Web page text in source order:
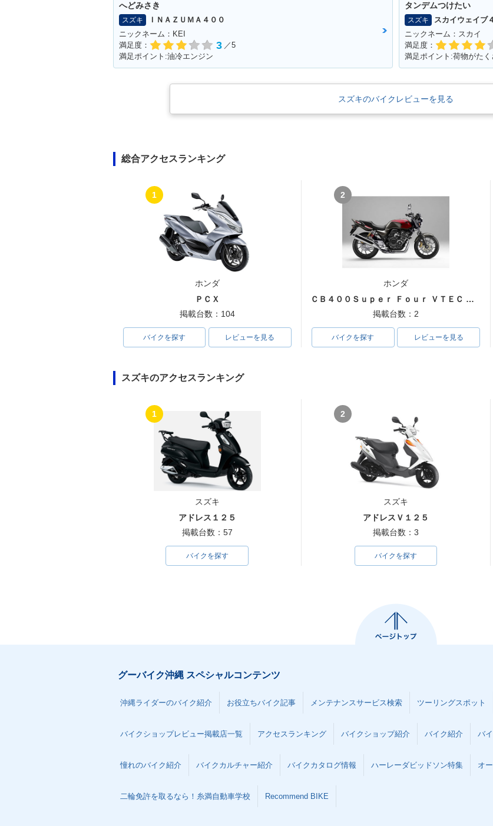
へどみさき
スズキ
ＩＮＡＺＵＭＡ４００
ニックネーム：KEI
満足度：
3 ／5
満足ポイント:油冷エンジン
タンデムつけたい
スズキ
スカイウェイブ
ニックネーム：スカイ
満足度：
満足ポイント:荷物がた
スズキのバイクレビューを見る
総合アクセスランキング
1
ホンダ
ＰＣＸ
掲載台数：104
バイクを探す レビューを見る
2
ホンダ
ＣＢ４００Ｓｕｐｅｒ Ｆｏｕｒ ＶＴＥＣ ＳＰＥＣ３
掲載台数：2
バイクを探す レビューを見る
スズキのアクセスランキング
1
スズキ
アドレス１２５
掲載台数：57
バイクを探す
2
スズキ
アドレスＶ１２５
掲載台数：3
バイクを探す
グーバイク沖縄 スペシャルコンテンツ
沖縄ライダーのバイク紹介 お役立ちバイク記事 メンテナンスサービス検索 ツーリングスポット
バイクショップレビュー掲載店一覧 アクセスランキング バイクショップ紹介 バイク紹介 バ
憧れのバイク紹介 バイクカルチャー紹介 バイクカタログ情報 ハーレーダビッドソン特集 オ
二輪免許を取るなら！糸満自動車学校 Recommend BIKE